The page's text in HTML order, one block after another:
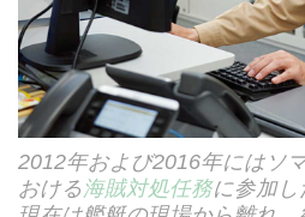
2012年および2016年にはソ
おける海賊対処任務に参加し